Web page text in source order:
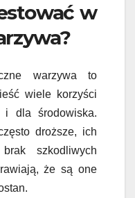
w
warzywa to
wiele korzyści
dla środowiska.
droższe, ich
szkodliwych
że są one